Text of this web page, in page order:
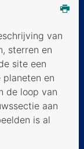
van
sterren en
site een
planeten en
de loop van
aan
is al